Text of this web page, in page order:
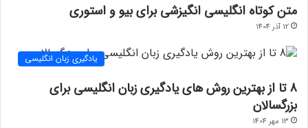
متن کوتاه انگلیسی انگیزشی برای بیو و استوری
12 آذر 1404
یادگیری زبان انگلیسی
8 تا از بهترین روش های یادگیری زبان انگلیسی برای
بزرگسالان
13 مهر 1404